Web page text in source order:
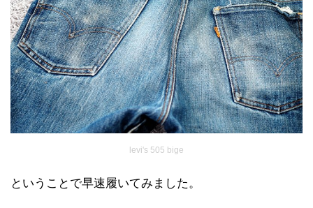
levi's 505 bige
ということで早速履いてみました。